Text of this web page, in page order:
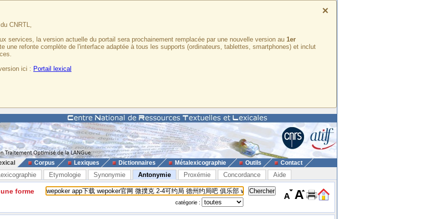
×
CNRTL,
services, la version actuelle du portail sera prochainement remplacée par une nouvelle version au 1er
une refonte complète de l'interface adaptée à tous les supports (ordinateurs, tablettes, smartphones) et inclut
ici : Portail lexical
Corpus Lexiques Dictionnaires Métalexicographie Outils Contact
Etymologie Synonymie Antonymie Proxémie Concordance Aide
forme
catégorie :